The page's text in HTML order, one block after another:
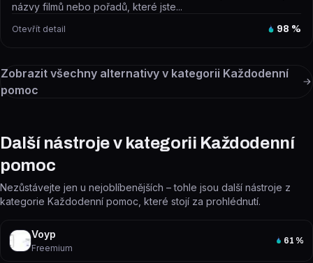
názvy filmů nebo pořadů, které jste...
Otevřít detail 98 %
Zobrazit všechny alternativy v kategorii Každodenní
pomoc
Další nástroje v kategorii Každodenní
pomoc
Nezůstávejte jen u nejoblíbenějších – tohle jsou další nástroje z
kategorie Každodenní pomoc, které stojí za prohlédnutí.
Voyp
Freemium
61 %